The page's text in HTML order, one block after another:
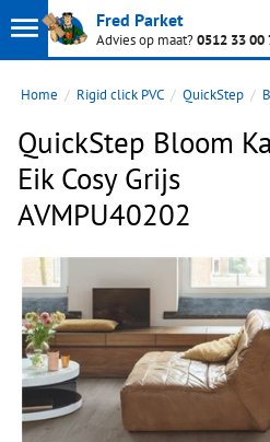
Toon
hoofdmenu
Fred Parket
Advies op maat?0512 33 00
Home Rigid click PVC QuickStep
QuickStep Bloom
Eik Cosy Grijs
AVMPU40202